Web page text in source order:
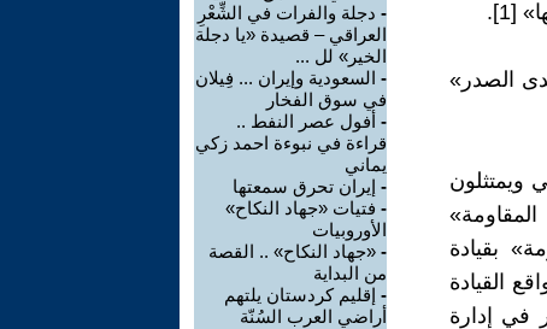
الصدر»
ويمتثلون
بقيادة
القيادة
في إدارة
- دجلة والفرات في الشِّعْرِ
العراقي – قصيدة «يا دجلة
الخير» لل ...
- السعودية وإيران ... فِيلان
في سوق الفخار
- أفول عصر النفط ..
قراءة في نبوءة احمد زكي
يماني
- إيران تحرق سمعتها
- فتيات «جهاد النكاح»
الأوروبيات
- «جهاد النكاح» .. القصة
من البداية
- إقليم كردستان يلتهم
أراضي العرب السُنّة